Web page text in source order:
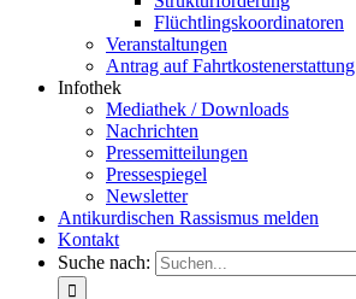
Flüchtlingskoordinatoren
Veranstaltungen
Antrag auf Fahrtkostenerstattung
Infothek
Mediathek / Downloads
Nachrichten
Pressemitteilungen
Pressespiegel
Newsletter
Antikurdischen Rassismus melden
Kontakt
Suche nach: